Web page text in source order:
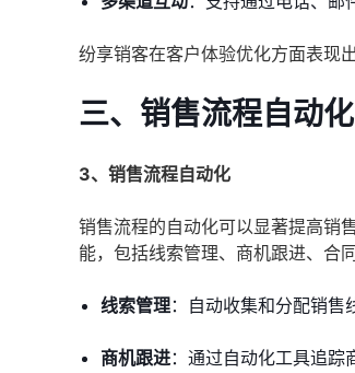
纷享销客在客户体验优化方面表现
三、销售流程自动化
3、销售流程自动化
销售流程的自动化可以显著提高销
能，包括线索管理、商机跟进、合同
线索管理：自动收集和分配销售
商机跟进：通过自动化工具追踪